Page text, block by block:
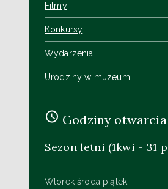
Filmy
Konkursy
Wydarzenia
Urodziny w muzeum
Godziny otwarcia
Sezon letni (1kwi - 31
Wtorek środa piątek